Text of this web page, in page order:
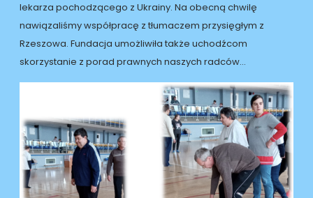
lekarza pochodzącego z Ukrainy. Na obecną chwilę
nawiązaliśmy współpracę z tłumaczem przysięgłym z
Rzeszowa. Fundacja umożliwiła także uchodźcom
skorzystanie z porad prawnych naszych radców…